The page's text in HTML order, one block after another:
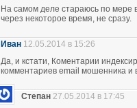
На самом деле стараюсь по мере
через некоторое время, не сразу.
Иван 12.05.2014 в 15:26
Да, и кстати, Коментарии
комментариев email мошенника и
Степан 27.05.2014 в 17:45